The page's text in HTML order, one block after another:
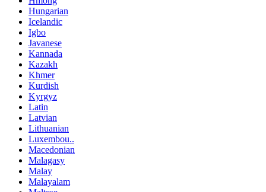
Hungarian
Icelandic
Igbo
Javanese
Kannada
Kazakh
Khmer
Kurdish
Kyrgyz
Latin
Latvian
Lithuanian
Luxembou..
Macedonian
Malagasy
Malay
Malayalam